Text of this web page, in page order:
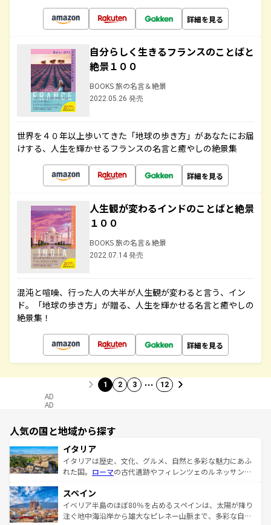
詳細を見る
自分らしく生きるフランスのことばと
絶景１００
BOOKS 旅の名言＆絶景
2022.05.26 発売
世界を４０年以上歩いてきた「地球の歩き方」があなたにお届
けする、人生を輝かせるフランスの名言と癒やしの絶景集
詳細を見る
人生観が変わるインドのことばと絶景
１００
BOOKS 旅の名言＆絶景
2022.07.14 発売
混沌と喧噪、行った人の大半が人生観が変わると言う、イン
ド。「地球の歩き方」が贈る、人生を輝かせる名言と癒やしの
絶景集！
詳細を見る
1 2 3 … 12
AD
AD
人気の国と地域から探す
イタリア
イタリアは歴史、文化、グルメ、自然と多彩な魅力にあふ
れた国。 ローマの古代遺跡やフィレンツェのルネッサンス
ろん、トスカーナの美しい田園風景やアマルフィ海岸の絶
景など、自然景観も見逃せない。観光の合間には、本場の
ピザやパスタなど、絶品のイタリア料理を堪能することも
スペイン
イベリア半島のほぼ80％を占めるスペインは、太陽が降り
注ぐ地中海沿岸から雄大なピレネー山脈まで、多彩な自然